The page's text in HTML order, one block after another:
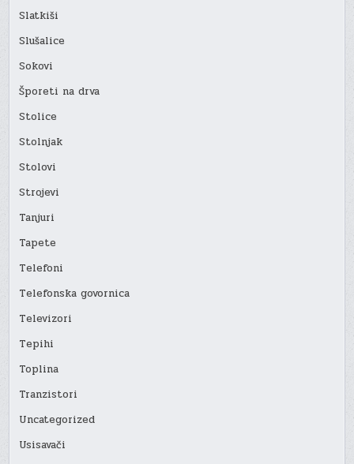
Slatkiši
Slušalice
Sokovi
Šporeti na drva
Stolice
Stolnjak
Stolovi
Strojevi
Tanjuri
Tapete
Telefoni
Telefonska govornica
Televizori
Tepihi
Toplina
Tranzistori
Uncategorized
Usisavači